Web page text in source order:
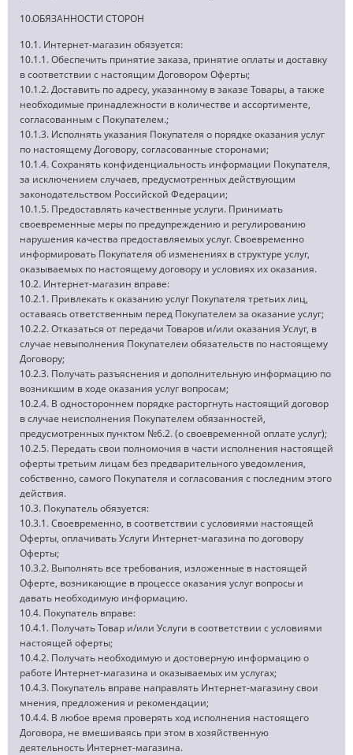
10.ОБЯЗАННОСТИ СТОРОН
10.1. Интернет-магазин обязуется:
10.1.1. Обеспечить принятие заказа, принятие оплаты и доставку
в соответствии с настоящим Договором Оферты;
10.1.2. Доставить по адресу, указанному в заказе Товары, а также
необходимые принадлежности в количестве и ассортименте,
согласованным с Покупателем.;
10.1.3. Исполнять указания Покупателя о порядке оказания услуг
по настоящему Договору, согласованные сторонами;
10.1.4. Сохранять конфиденциальность информации Покупателя,
за исключением случаев, предусмотренных действующим
законодательством Российской Федерации;
10.1.5. Предоставлять качественные услуги. Принимать
своевременные меры по предупреждению и регулированию
нарушения качества предоставляемых услуг. Своевременно
информировать Покупателя об изменениях в структуре услуг,
оказываемых по настоящему договору и условиях их оказания.
10.2. Интернет-магазин вправе:
10.2.1. Привлекать к оказанию услуг Покупателя третьих лиц,
оставаясь ответственным перед Покупателем за оказание услуг;
10.2.2. Отказаться от передачи Товаров и/или оказания Услуг, в
случае невыполнения Покупателем обязательств по настоящему
Договору;
10.2.3. Получать разъяснения и дополнительную информацию по
возникшим в ходе оказания услуг вопросам;
10.2.4. В одностороннем порядке расторгнуть настоящий договор
в случае неисполнения Покупателем обязанностей,
предусмотренных пунктом №6.2. (о своевременной оплате услуг);
10.2.5. Передать свои полномочия в части исполнения настоящей
оферты третьим лицам без предварительного уведомления,
собственно, самого Покупателя и согласования с последним этого
действия.
10.3. Покупатель обязуется:
10.3.1. Своевременно, в соответствии с условиями настоящей
Оферты, оплачивать Услуги Интернет-магазина по договору
Оферты;
10.3.2. Выполнять все требования, изложенные в настоящей
Оферте, возникающие в процессе оказания услуг вопросы и
давать необходимую информацию.
10.4. Покупатель вправе:
10.4.1. Получать Товар и/или Услуги в соответствии с условиями
настоящей оферты;
10.4.2. Получать необходимую и достоверную информацию о
работе Интернет-магазина и оказываемых им услугах;
10.4.3. Покупатель вправе направлять Интернет-магазину свои
мнения, предложения и рекомендации;
10.4.4. В любое время проверять ход исполнения настоящего
Договора, не вмешиваясь при этом в хозяйственную
деятельность Интернет-магазина.